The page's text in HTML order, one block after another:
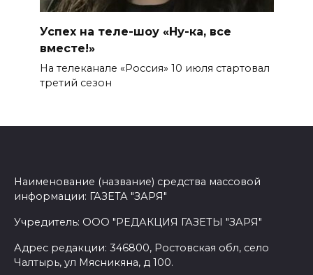
Успех на теле-шоу «Ну-ка, все
вместе!»
На телеканале «Россия» 10 июля стартовал
третий сезон
Наименование (название) средства массовой
информации: ГАЗЕТА "ЗАРЯ"
Учредитель: ООО "РЕДАКЦИЯ ГАЗЕТЫ "ЗАРЯ"
Адрес редакции: 346800, Ростовская обл, село
Чалтырь, ул Мясникяна, д 100.